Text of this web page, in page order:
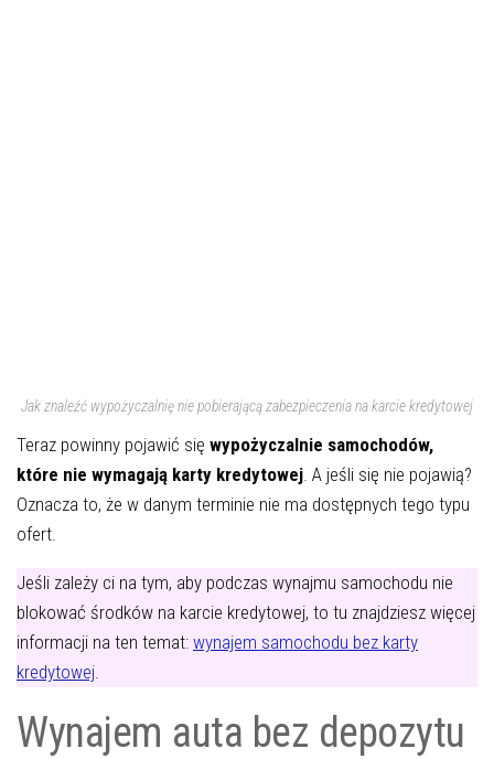
Jak znaleźć wypożyczalnię nie pobierającą zabezpieczenia na karcie kredytowej
Teraz powinny pojawić się wypożyczalnie samochodów,
które nie wymagają karty kredytowej. A jeśli się nie pojawią?
Oznacza to, że w danym terminie nie ma dostępnych tego typu
ofert.
Jeśli zależy ci na tym, aby podczas wynajmu samochodu nie
blokować środków na karcie kredytowej, to tu znajdziesz więcej
informacji na ten temat: wynajem samochodu bez karty
kredytowej.
Wynajem auta bez depozytu